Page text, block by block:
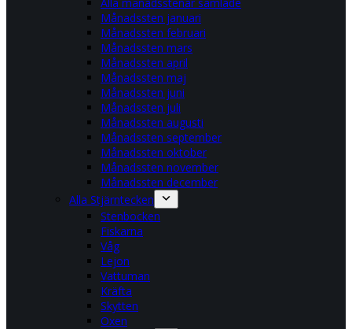
Månadssten januari
Månadssten februari
Månadssten mars
Månadssten april
Månadssten maj
Månadssten juni
Månadssten juli
Månadssten augusti
Månadssten september
Månadssten oktober
Månadssten november
Månadssten december
Alla Stjärntecken
Stenbocken
Fiskarna
Våg
Lejon
Vattuman
Kräfta
Skytten
Oxen